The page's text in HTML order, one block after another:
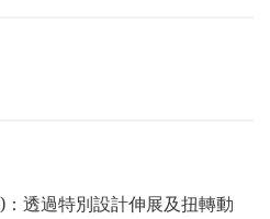
透過特別設計伸展及扭轉動